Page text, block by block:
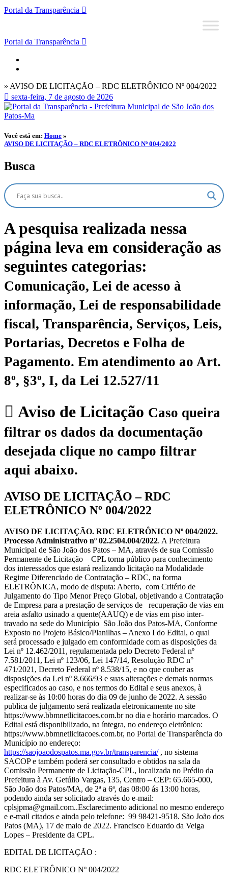
Portal da Transparência
Portal da Transparência
» AVISO DE LICITAÇÃO – RDC ELETRÔNICO Nº 004/2022
sexta-feira, 7 de agosto de 2026
Você está em: Home »
AVISO DE LICITAÇÃO – RDC ELETRÔNICO Nº 004/2022
Busca
A pesquisa realizada nessa
página leva em consideração as
seguintes categorias:
Comunicação, Lei de acesso à
informação, Lei de responsabilidade
fiscal, Transparência, Serviços, Leis,
Portarias, Decretos e Folha de
Pagamento. Em atendimento ao Art.
8º, §3º, I, da Lei 12.527/11
Aviso de Licitação Caso queira
filtrar os dados da documentação
desejada clique no campo filtrar
aqui abaixo.
AVISO DE LICITAÇÃO – RDC
ELETRÔNICO Nº 004/2022
AVISO DE LICITAÇÃO. RDC ELETRÔNICO Nº 004/2022.
Processo Administrativo nº 02.2504.004/2022. A Prefeitura
Municipal de São João dos Patos – MA, através de sua Comissão
Permanente de Licitação – CPL torna público para conhecimento
dos interessados que estará realizando licitação na Modalidade
Regime Diferenciado de Contratação – RDC, na forma
ELETRÔNICA, modo de disputa: Aberto, com Critério de
Julgamento do Tipo Menor Preço Global, objetivando a Contratação
de Empresa para a prestação de serviços de recuperação de vias em
areia asfalto usinado a quente(AAUQ) e de vias em piso inter-
travado na sede do Município São João dos Patos-MA, Conforme
Exposto no Projeto Básico/Planilhas – Anexo I do Edital, o qual
será processado e julgado em conformidade com as disposições da
Lei nº 12.462/2011, regulamentada pelo Decreto Federal nº
7.581/2011, Lei nº 123/06, Lei 147/14, Resolução RDC n°
471/2021, Decreto Federal nº 8.538/15, e no que couber as
disposições da Lei nº 8.666/93 e suas alterações e demais normas
especificados ao caso, e nos termos do Edital e seus anexos, à
realizar-se às 10:00 horas do dia 09 de junho de 2022. A sessão
publica de julgamento será realizada eletronicamente no site
https://www.bbmnetlicitacoes.com.br no dia e horário marcados. O
Edital está disponibilizado, na íntegra, no endereço eletrônico:
https://www.bbmnetlicitacoes.com.br, no Portal de Transparência do
Município no endereço:
https://saojoaodospatos.ma.gov.br/transparencia/, no sistema
SACOP e também poderá ser consultado e obtidos na sala da
Comissão Permanente de Licitação-CPL, localizada no Prédio da
Prefeitura à Av. Getúlio Vargas, 135, Centro – CEP: 65.665-000,
São João dos Patos/MA, de 2ª a 6ª, das 08:00 ás 13:00 horas,
podendo ainda ser solicitado através do e-mail:
cplsjpma@gmail.com..Esclarecimento adicional no mesmo endereço
e e-mail citados e ainda pelo telefone: 99 98421-9518. São João dos
Patos (MA), 17 de maio de 2022. Francisco Eduardo da Veiga
Lopes – Presidente da CPL.
EDITAL DE LICITAÇÃO :
RDC ELETRÔNICO Nº 004/2022